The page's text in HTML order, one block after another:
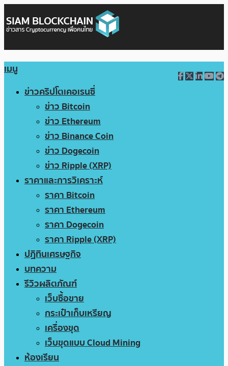
เมนู
ข่าวคริปโตเคอเรนซี่
ข่าว Bitcoin
ข่าว Ethereum
ข่าว Binance Coin
ข่าว Dogecoin
ข่าว Ripple (XRP)
ราคาและการวิเคราะห์
ราคา Bitcoin
ราคา Ethereum
ราคา Dogecoin
ราคา Ripple (XRP)
ปฏิทินเศรษฐกิจ
บทความ
รีวิวผลิตภัณฑ์
เว็บซื้อขาย
กระเป๋าเก็บเหรียญ
เครื่องขุด
เว็บขุดแบบ Cloud Mining
ห้องเรียน